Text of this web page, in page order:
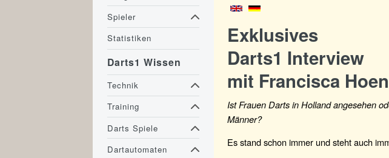
Exklusives
Darts1 Interview
mit Francisca
Ist Frauen Darts in Holland angesehen
Männer?
Es stand schon immer und steht auch
Spieler
Statistiken
Darts1 Wissen
Technik
Training
Darts Spiele
Dartautomaten